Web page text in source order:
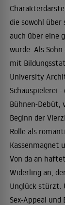
die sowohl über
auch über eine
wurde. Als
mit
University
Schauspielerei
Bühnen-Debüt,
Beginn der
Rolle als
Kassenmagnet
Von da an
Widerling an,
Unglück stürzt.
Sex-Appeal